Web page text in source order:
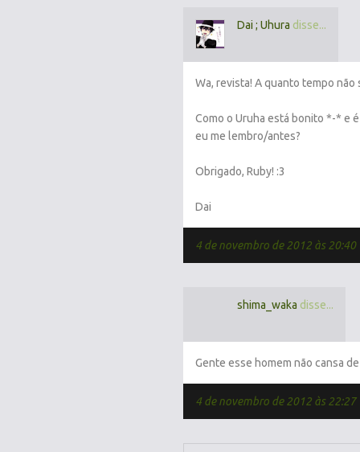
Dai ; Uhura disse...
Wa, revista! A quanto tempo não
Como o Uruha está bonito *-* e
eu me lembro/antes?
Obrigado, Ruby! :3
Dai
4 de novembro de 2012 às 20:40
shima_waka disse...
Gente esse homem não cansa
4 de novembro de 2012 às 22:27